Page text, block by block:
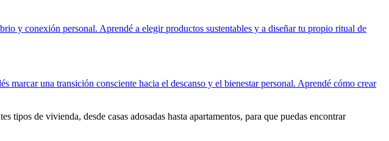
y conexión personal. Aprendé a elegir productos sustentables y a diseñar tu propio ritual de
una transición consciente hacia el descanso y el bienestar personal. Aprendé cómo crear
tipos de vivienda, desde casas adosadas hasta apartamentos, para que puedas encontrar